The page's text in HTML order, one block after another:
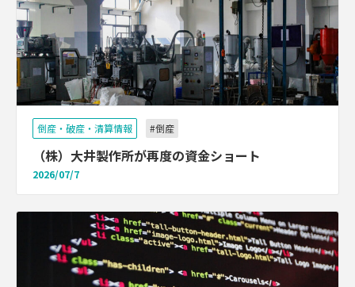
倒産・破産・清算情報 #倒産
（株）大井製作所が再度の資金ショート
2026/07/7